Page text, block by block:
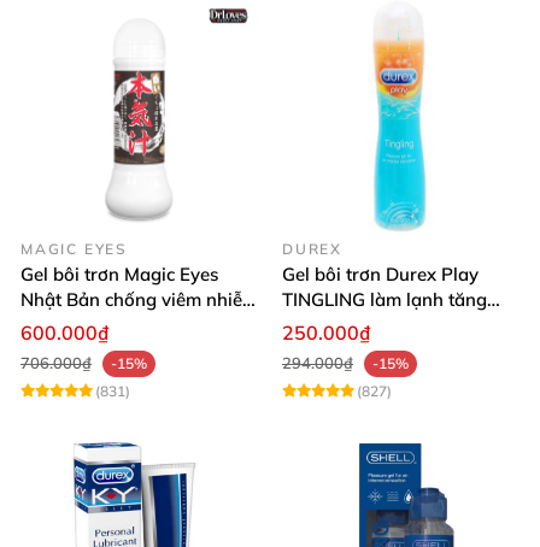
MAGIC EYES
Gel bôi trơn Magic Eyes
Nhật Bản chống viêm nhiễm
bôi trơn tự nhiên
600.000₫
706.000₫
-15%
(831)
DUREX
Gel bôi trơn Durex Play
TINGLING làm lạnh tăng
hứng khởi
250.000₫
294.000₫
-15%
(827)